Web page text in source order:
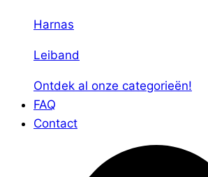
Harnas
Leiband
Ontdek al onze categorieën!
FAQ
Contact